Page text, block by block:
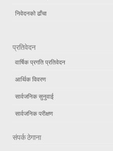
निवेदनको ढाँचा
प्रतिवेदन
वार्षिक प्रगति प्रतिवेदन
आर्थिक विवरण
सार्वजनिक सुनुवाई
सार्वजनिक परीक्षण
संपर्क ठेगाना